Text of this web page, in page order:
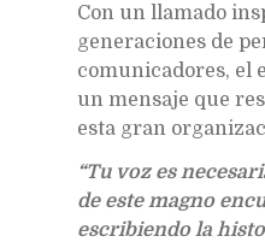
Con un llamado
generaciones de
comunicadores, el
un mensaje que
esta gran
“Tu voz es
de este magno
escribiendo la